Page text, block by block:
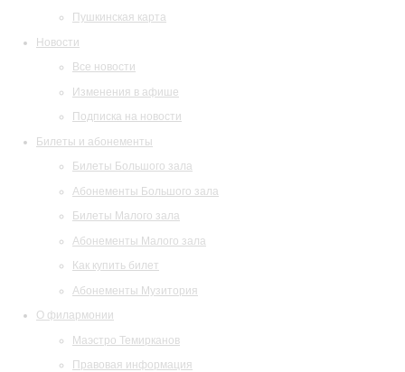
Пушкинская карта
Новости
Все новости
Изменения в афише
Подписка на новости
Билеты и абонементы
Билеты Большого зала
Абонементы Большого зала
Билеты Малого зала
Абонементы Малого зала
Как купить билет
Абонементы Музитория
О филармонии
Маэстро Темирканов
Правовая информация